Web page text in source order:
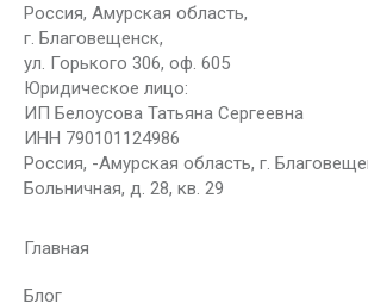
Россия, Амурская область,
г. Благовещенск,
ул. Горького 306, оф. 605
Юридическое лицо:
ИП Белоусова Татьяна Сергеевна
ИНН 790101124986
Россия, -Амурская область, г.
Больничная, д. 28, кв. 29
Главная
Блог